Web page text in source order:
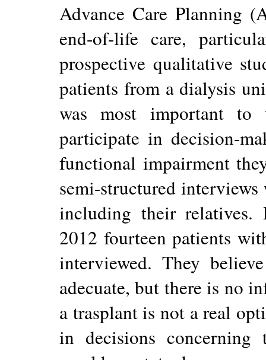
Advance Care Planning
end-of-life care,
prospective qualitative
patients from a dialysis
was most important
participate in decision-
functional impairment
semi-structured
including their relatives.
2012 fourteen patients
interviewed. They
adecuate, but there is no
a trasplant is not a real
in decisions